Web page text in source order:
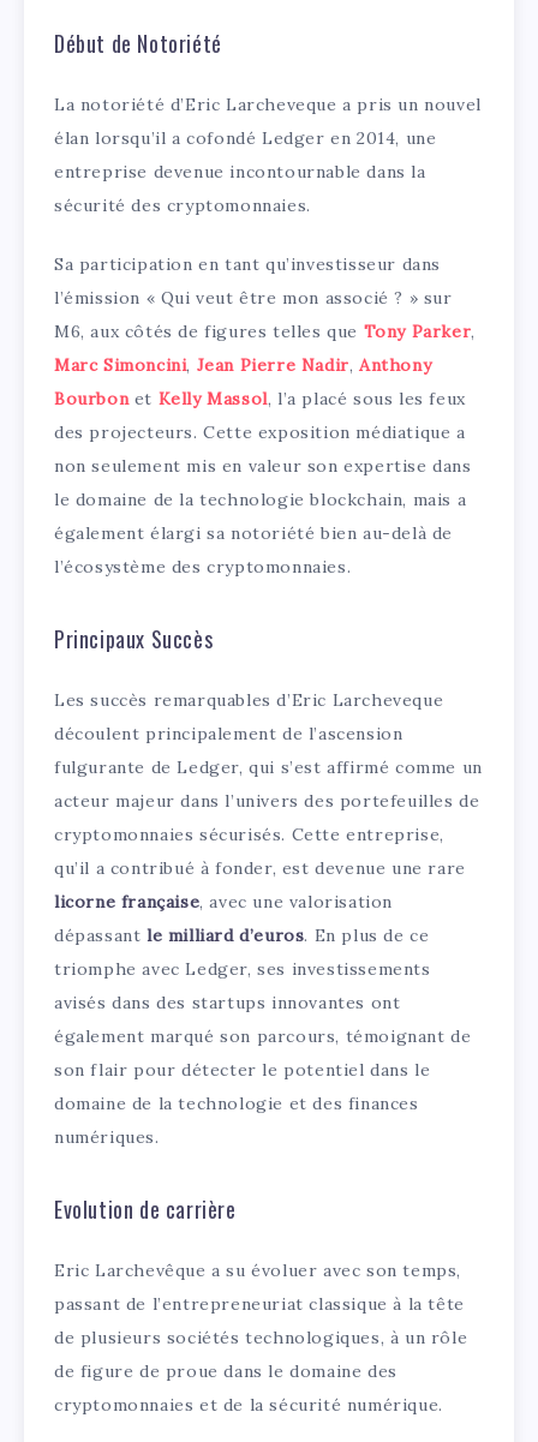
Début de Notoriété
La notoriété d’Eric Larcheveque a pris un nouvel
élan lorsqu’il a cofondé Ledger en 2014, une
entreprise devenue incontournable dans la
sécurité des cryptomonnaies.
Sa participation en tant qu’investisseur dans
l’émission « Qui veut être mon associé ? » sur
M6, aux côtés de figures telles que Tony Parker,
Marc Simoncini, Jean Pierre Nadir,Anthony
Bourbonet Kelly Massol, l’a placé sous les feux
des projecteurs. Cette exposition médiatique a
non seulement mis en valeur son expertise dans
le domaine de la technologie blockchain, mais a
également élargi sa notoriété bien au-delà de
l’écosystème des cryptomonnaies.
Principaux Succès
Les succès remarquables d’Eric Larcheveque
découlent principalement de l’ascension
fulgurante de Ledger, qui s’est affirmé comme un
acteur majeur dans l’univers des portefeuilles de
cryptomonnaies sécurisés. Cette entreprise,
qu’il a contribué à fonder, est devenue une rare
licorne française, avec une valorisation
dépassant le milliard d’euros. En plus de ce
triomphe avec Ledger, ses investissements
avisés dans des startups innovantes ont
également marqué son parcours, témoignant de
son flair pour détecter le potentiel dans le
domaine de la technologie et des finances
numériques.
Evolution de carrière
Eric Larchevêque a su évoluer avec son temps,
passant de l’entrepreneuriat classique à la tête
de plusieurs sociétés technologiques, à un rôle
de figure de proue dans le domaine des
cryptomonnaies et de la sécurité numérique.